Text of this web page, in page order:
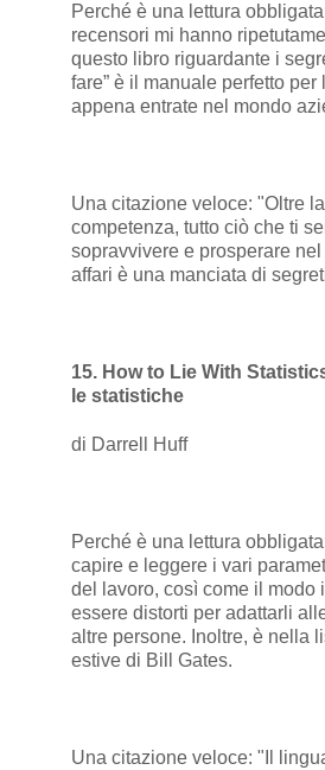
Perché è una lettura
recensori mi hanno
questo libro riguardante i
fare” è il manuale perfetto per
appena entrate nel mondo
Una citazione veloce: "Oltre
competenza, tutto ciò che ti
sopravvivere e prosperare
affari è una manciata di
15. How to Lie With
le statistiche
di Darrell Huff
Perché è una lettura
capire e leggere i vari
del lavoro, così come il modo
essere distorti per adattarli
altre persone. Inoltre, è nella
estive di Bill Gates.
Una citazione veloce: "Il